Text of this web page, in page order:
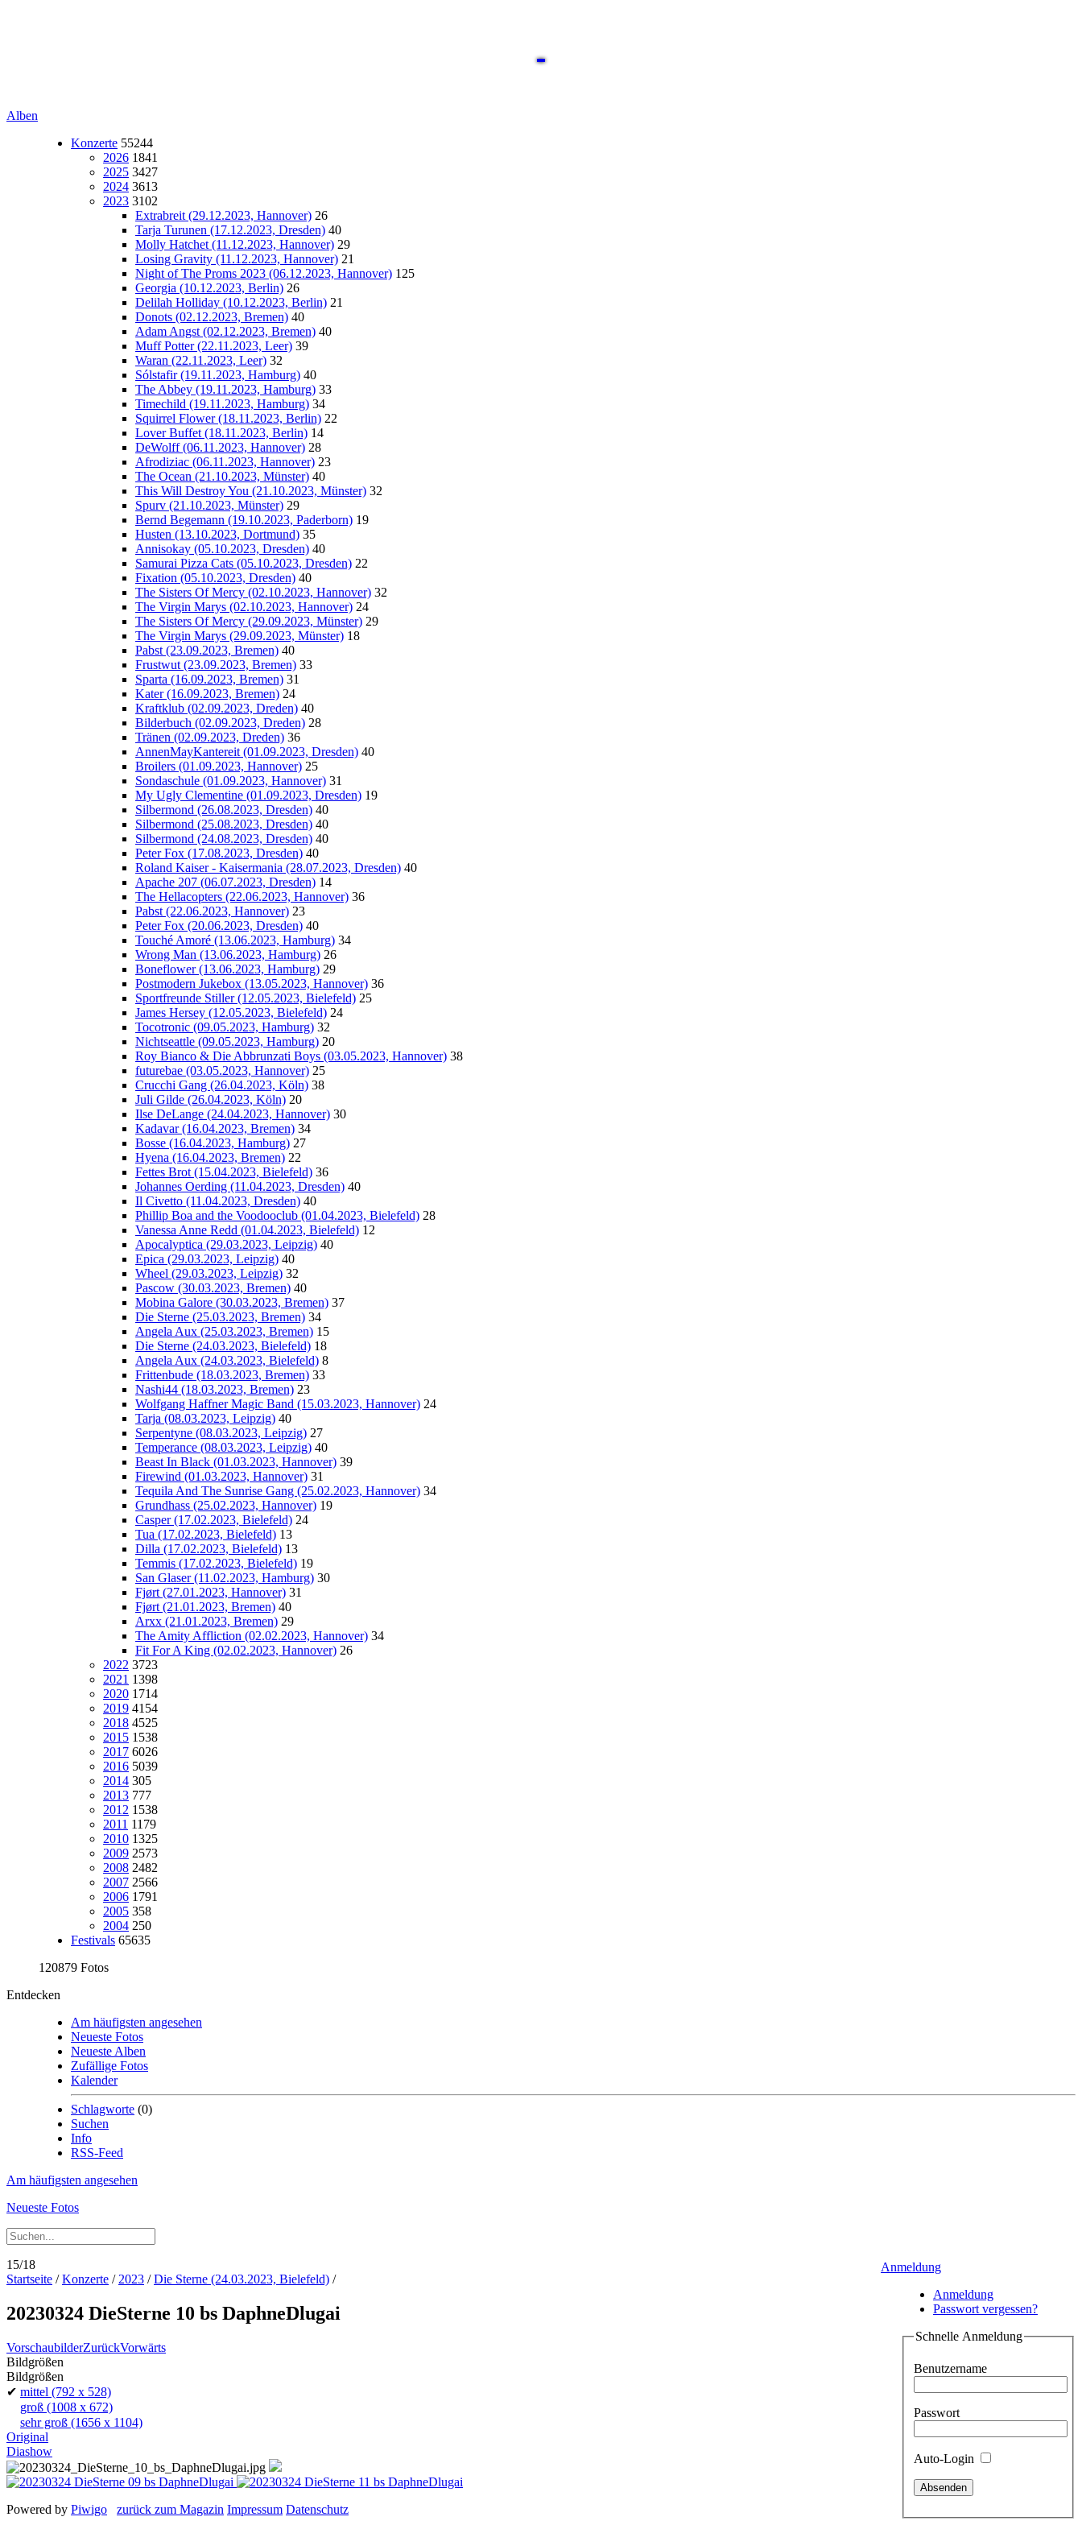
Alben
Konzerte 55244
2026 1841
2025 3427
2024 3613
2023 3102
Extrabreit (29.12.2023, Hannover) 26
Tarja Turunen (17.12.2023, Dresden) 40
Molly Hatchet (11.12.2023, Hannover) 29
Losing Gravity (11.12.2023, Hannover) 21
Night of The Proms 2023 (06.12.2023, Hannover) 125
Georgia (10.12.2023, Berlin) 26
Delilah Holliday (10.12.2023, Berlin) 21
Donots (02.12.2023, Bremen) 40
Adam Angst (02.12.2023, Bremen) 40
Muff Potter (22.11.2023, Leer) 39
Waran (22.11.2023, Leer) 32
Sólstafir (19.11.2023, Hamburg) 40
The Abbey (19.11.2023, Hamburg) 33
Timechild (19.11.2023, Hamburg) 34
Squirrel Flower (18.11.2023, Berlin) 22
Lover Buffet (18.11.2023, Berlin) 14
DeWolff (06.11.2023, Hannover) 28
Afrodiziac (06.11.2023, Hannover) 23
The Ocean (21.10.2023, Münster) 40
This Will Destroy You (21.10.2023, Münster) 32
Spurv (21.10.2023, Münster) 29
Bernd Begemann (19.10.2023, Paderborn) 19
Husten (13.10.2023, Dortmund) 35
Annisokay (05.10.2023, Dresden) 40
Samurai Pizza Cats (05.10.2023, Dresden) 22
Fixation (05.10.2023, Dresden) 40
The Sisters Of Mercy (02.10.2023, Hannover) 32
The Virgin Marys (02.10.2023, Hannover) 24
The Sisters Of Mercy (29.09.2023, Münster) 29
The Virgin Marys (29.09.2023, Münster) 18
Pabst (23.09.2023, Bremen) 40
Frustwut (23.09.2023, Bremen) 33
Sparta (16.09.2023, Bremen) 31
Kater (16.09.2023, Bremen) 24
Kraftklub (02.09.2023, Dreden) 40
Bilderbuch (02.09.2023, Dreden) 28
Tränen (02.09.2023, Dreden) 36
AnnenMayKantereit (01.09.2023, Dresden) 40
Broilers (01.09.2023, Hannover) 25
Sondaschule (01.09.2023, Hannover) 31
My Ugly Clementine (01.09.2023, Dresden) 19
Silbermond (26.08.2023, Dresden) 40
Silbermond (25.08.2023, Dresden) 40
Silbermond (24.08.2023, Dresden) 40
Peter Fox (17.08.2023, Dresden) 40
Roland Kaiser - Kaisermania (28.07.2023, Dresden) 40
Apache 207 (06.07.2023, Dresden) 14
The Hellacopters (22.06.2023, Hannover) 36
Pabst (22.06.2023, Hannover) 23
Peter Fox (20.06.2023, Dresden) 40
Touché Amoré (13.06.2023, Hamburg) 34
Wrong Man (13.06.2023, Hamburg) 26
Boneflower (13.06.2023, Hamburg) 29
Postmodern Jukebox (13.05.2023, Hannover) 36
Sportfreunde Stiller (12.05.2023, Bielefeld) 25
James Hersey (12.05.2023, Bielefeld) 24
Tocotronic (09.05.2023, Hamburg) 32
Nichtseattle (09.05.2023, Hamburg) 20
Roy Bianco & Die Abbrunzati Boys (03.05.2023, Hannover) 38
futurebae (03.05.2023, Hannover) 25
Crucchi Gang (26.04.2023, Köln) 38
Juli Gilde (26.04.2023, Köln) 20
Ilse DeLange (24.04.2023, Hannover) 30
Kadavar (16.04.2023, Bremen) 34
Bosse (16.04.2023, Hamburg) 27
Hyena (16.04.2023, Bremen) 22
Fettes Brot (15.04.2023, Bielefeld) 36
Johannes Oerding (11.04.2023, Dresden) 40
Il Civetto (11.04.2023, Dresden) 40
Phillip Boa and the Voodooclub (01.04.2023, Bielefeld) 28
Vanessa Anne Redd (01.04.2023, Bielefeld) 12
Apocalyptica (29.03.2023, Leipzig) 40
Epica (29.03.2023, Leipzig) 40
Wheel (29.03.2023, Leipzig) 32
Pascow (30.03.2023, Bremen) 40
Mobina Galore (30.03.2023, Bremen) 37
Die Sterne (25.03.2023, Bremen) 34
Angela Aux (25.03.2023, Bremen) 15
Die Sterne (24.03.2023, Bielefeld) 18
Angela Aux (24.03.2023, Bielefeld) 8
Frittenbude (18.03.2023, Bremen) 33
Nashi44 (18.03.2023, Bremen) 23
Wolfgang Haffner Magic Band (15.03.2023, Hannover) 24
Tarja (08.03.2023, Leipzig) 40
Serpentyne (08.03.2023, Leipzig) 27
Temperance (08.03.2023, Leipzig) 40
Beast In Black (01.03.2023, Hannover) 39
Firewind (01.03.2023, Hannover) 31
Tequila And The Sunrise Gang (25.02.2023, Hannover) 34
Grundhass (25.02.2023, Hannover) 19
Casper (17.02.2023, Bielefeld) 24
Tua (17.02.2023, Bielefeld) 13
Dilla (17.02.2023, Bielefeld) 13
Temmis (17.02.2023, Bielefeld) 19
San Glaser (11.02.2023, Hamburg) 30
Fjørt (27.01.2023, Hannover) 31
Fjørt (21.01.2023, Bremen) 40
Arxx (21.01.2023, Bremen) 29
The Amity Affliction (02.02.2023, Hannover) 34
Fit For A King (02.02.2023, Hannover) 26
2022 3723
2021 1398
2020 1714
2019 4154
2018 4525
2015 1538
2017 6026
2016 5039
2014 305
2013 777
2012 1538
2011 1179
2010 1325
2009 2573
2008 2482
2007 2566
2006 1791
2005 358
2004 250
Festivals 65635
120879 Fotos
Entdecken
Am häufigsten angesehen
Neueste Fotos
Neueste Alben
Zufällige Fotos
Kalender
Schlagworte (0)
Suchen
Info
RSS-Feed
Am häufigsten angesehen
Neueste Fotos
Anmeldung
Anmeldung
Passwort vergessen?
Schnelle Anmeldung
Benutzername
Passwort
Auto-Login
15/18
Startseite /Konzerte / 2023 /Die Sterne (24.03.2023, Bielefeld) /
20230324 DieSterne 10 bs DaphneDlugai
VorschaubilderZurückVorwärts
Bildgrößen
Bildgrößen
✔ mittel (792 x 528)
groß (1008 x 672)
sehr groß (1656 x 1104)
Original
Diashow
Powered by Piwigo zurück zum Magazin Impressum Datenschutz